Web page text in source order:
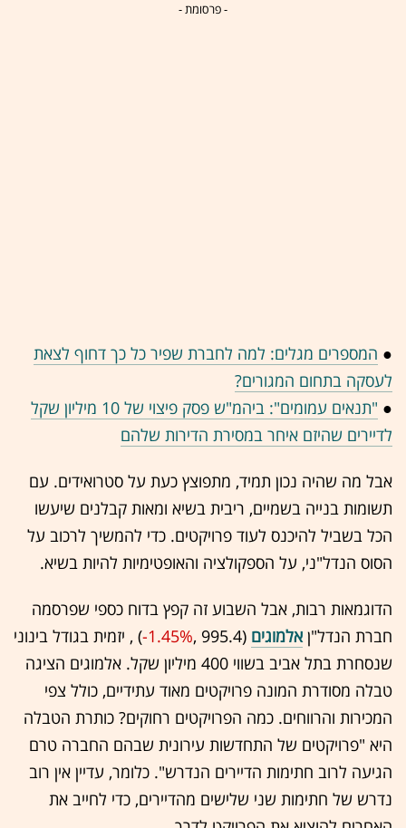
- פרסומת -
● המספרים מגלים: למה לחברת שפיר כל כך דחוף לצאת
לעסקה בתחום המגורים?
●
"תנאים עמומים": ביהמ"ש פסק פיצוי של 10 מיליון שקל
לדיירים שהיזם איחר במסירת הדירות שלהם
אבל מה שהיה נכון תמיד, מתפוצץ כעת על סטרואידים. עם
תשומות בנייה בשמיים, ריבית בשיא ומאות קבלנים שיעשו
הכל בשביל להיכנס לעוד פרויקטים. כדי להמשיך לרכוב על
הסוס הנדל"ני, על הספקולציה והאופטימיות להיות בשיא.
הדוגמאות רבות, אבל השבוע זה קפץ בדוח כספי שפרסמה
חברת הנדל"ןאלמוגים (995.4 ,‎
-1.45%
‏) , יזמית בגודל בינוני
שנסחרת בתל אביב בשווי 400 מיליון שקל. אלמוגים הציגה
טבלה מסודרת המונה פרויקטים מאוד עתידיים, כולל צפי
המכירות והרווחים. כמה הפרויקטים רחוקים? כותרת הטבלה
היא "פרויקטים של התחדשות עירונית שבהם החברה טרם
הגיעה לרוב חתימות הדיירים הנדרש". כלומר, עדיין אין רוב
נדרש של חתימות שני שלישים מהדיירים, כדי לחייב את